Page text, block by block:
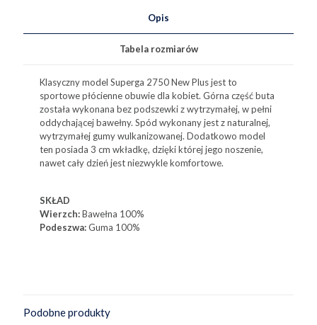
Opis
Tabela rozmiarów
Klasyczny model Superga 2750 New Plus jest to
sportowe płócienne obuwie dla kobiet. Górna część buta
została wykonana bez podszewki z wytrzymałej, w pełni
oddychającej bawełny. Spód wykonany jest z naturalnej,
wytrzymałej gumy wulkanizowanej. Dodatkowo model
ten posiada 3 cm wkładkę, dzięki której jego noszenie,
nawet cały dzień jest niezwykle komfortowe.
SKŁAD
Wierzch:Bawełna 100%
Podeszwa:Guma 100%
Podobne produkty